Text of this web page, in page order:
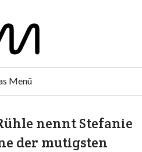
Menü
nennt Stefanie
der mutigsten